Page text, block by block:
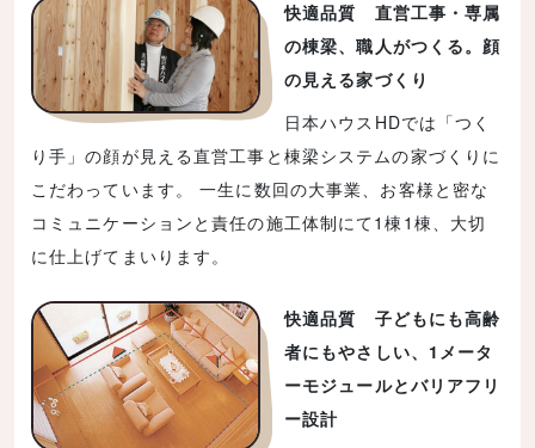
快適品質 直営工事・専属
の棟梁、職人がつくる。顔
の見える家づくり
日本ハウスHDでは「つく
り手」の顔が見える直営工事と棟梁システムの家づくりに
こだわっています。 一生に数回の大事業、お客様と密な
コミュニケーションと責任の施工体制にて1棟1棟、大切
に仕上げてまいります。
快適品質 子どもにも高齢
者にもやさしい、1メータ
ーモジュールとバリアフリ
ー設計